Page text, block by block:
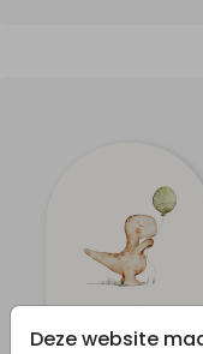
Deze website